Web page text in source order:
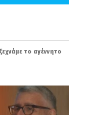
το αγέννητο